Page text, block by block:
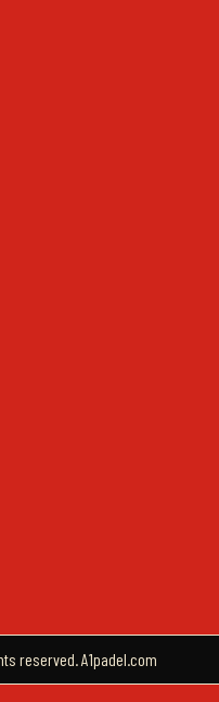
reserved. A1padel.com